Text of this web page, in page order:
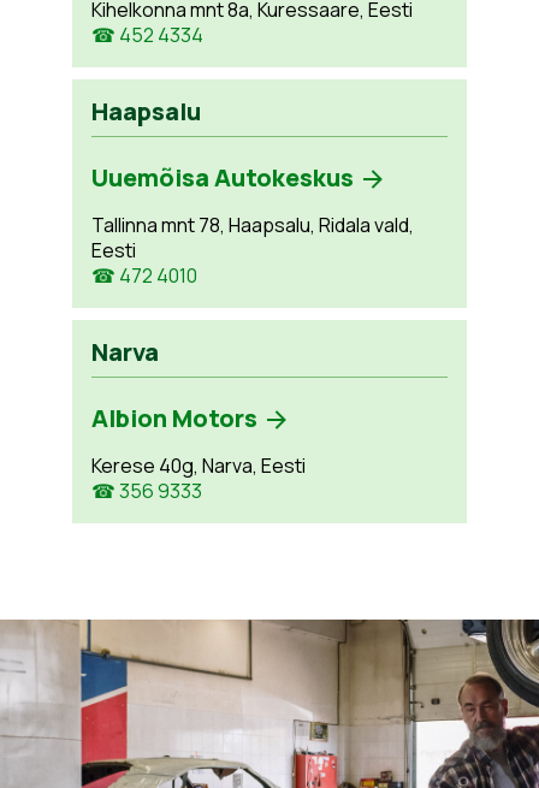
Kihelkonna mnt 8a, Kuressaare, Eesti
☎ 452 4334
Haapsalu
Uuemõisa Autokeskus
Tallinna mnt 78, Haapsalu, Ridala vald,
Eesti
☎ 472 4010
Narva
Albion Motors
Kerese 40g, Narva, Eesti
☎ 356 9333